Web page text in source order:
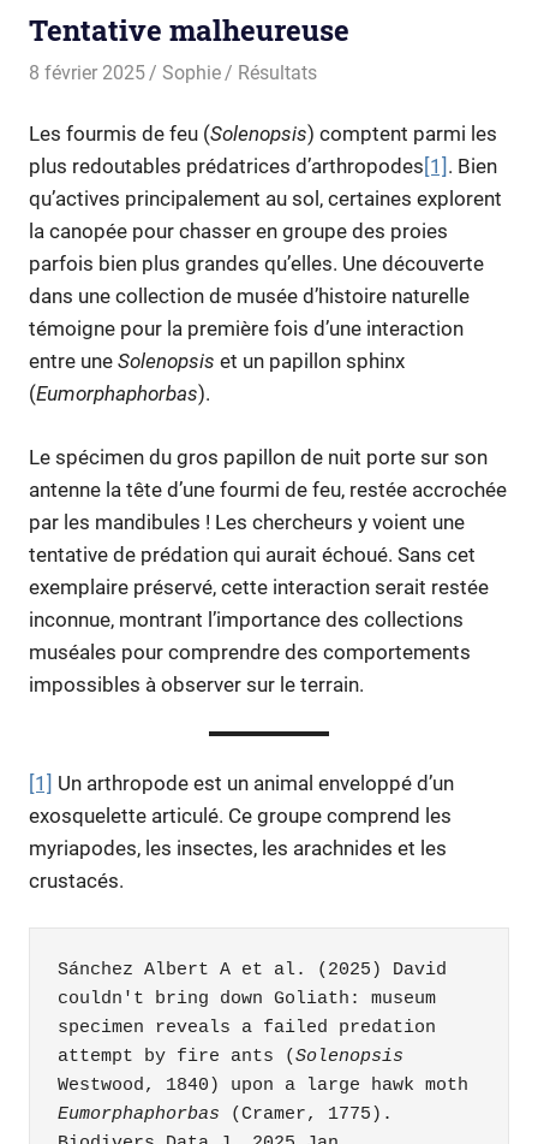
Tentative malheureuse
8 février 2025 Sophie Résultats
Les fourmis de feu (Solenopsis) comptent parmi les
plus redoutables prédatrices d’arthropodes [1] . Bien
qu’actives principalement au sol, certaines explorent
la canopée pour chasser en groupe des proies
parfois bien plus grandes qu’elles. Une découverte
dans une collection de musée d’histoire naturelle
témoigne pour la première fois d’une interaction
entre une Solenopsis et un papillon sphinx
(Eumorphaphorbas).
Le spécimen du gros papillon de nuit porte sur son
antenne la tête d’une fourmi de feu, restée accrochée
par les mandibules ! Les chercheurs y voient une
tentative de prédation qui aurait échoué. Sans cet
exemplaire préservé, cette interaction serait restée
inconnue, montrant l’importance des collections
muséales pour comprendre des comportements
impossibles à observer sur le terrain.
[1] Un arthropode est un animal enveloppé d’un
exosquelette articulé. Ce groupe comprend les
myriapodes, les insectes, les arachnides et les
crustacés.
Sánchez Albert A et al. (2025) David
couldn't bring down Goliath: museum
specimen reveals a failed predation
attempt by fire ants (Solenopsis
Eumorphaphorbas (Cramer, 1775).